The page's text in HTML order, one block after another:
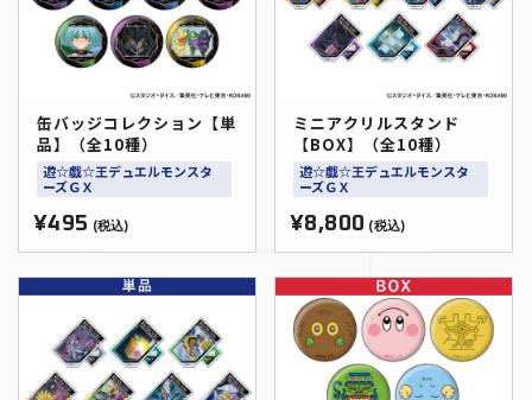
缶バッジコレクション【単
品】（全10種）
遊☆戯☆王デュエルモンスタ
ーズＧＸ
¥495 (税込)
ミニアクリルスタンド
【BOX】（全10種）
遊☆戯☆王デュエルモンスタ
ーズＧＸ
¥8,800 (税込)